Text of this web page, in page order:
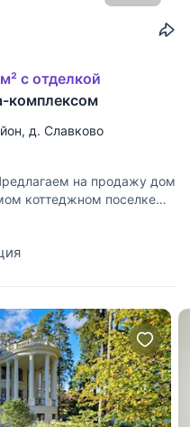
с отделкой
комплексом
, д. Славково
на продажу дом
коттеджном поселке
стиле.
в прогулочный
находится отдельно